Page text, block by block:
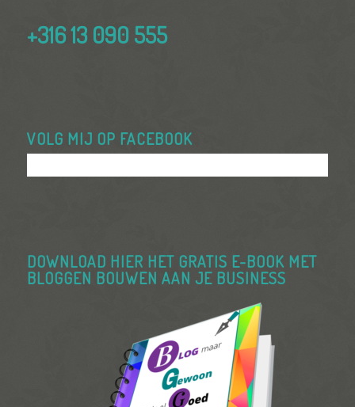
+316 13 090 555
VOLG MIJ OP FACEBOOK
DOWNLOAD HIER HET GRATIS E-BOOK MET
BLOGGEN BOUWEN AAN JE BUSINESS